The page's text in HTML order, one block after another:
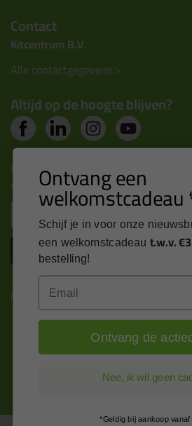
Contact
Kitcentrum B.V.
Alle contactgegevens >
Altijd op de hoogte blijven?
Nieuws, tips en exclusieve deals
inbox
Inschrijven
Kitcentrum is trots op:
Alle
Ontvang een
welkomstcadeau
Schijf je in voor onze
een welkomstcadeau t.w.v.
bestelling!
Email
Ontvang de
Nee, ik wil geen
*Geldig bij aankoop vanaf